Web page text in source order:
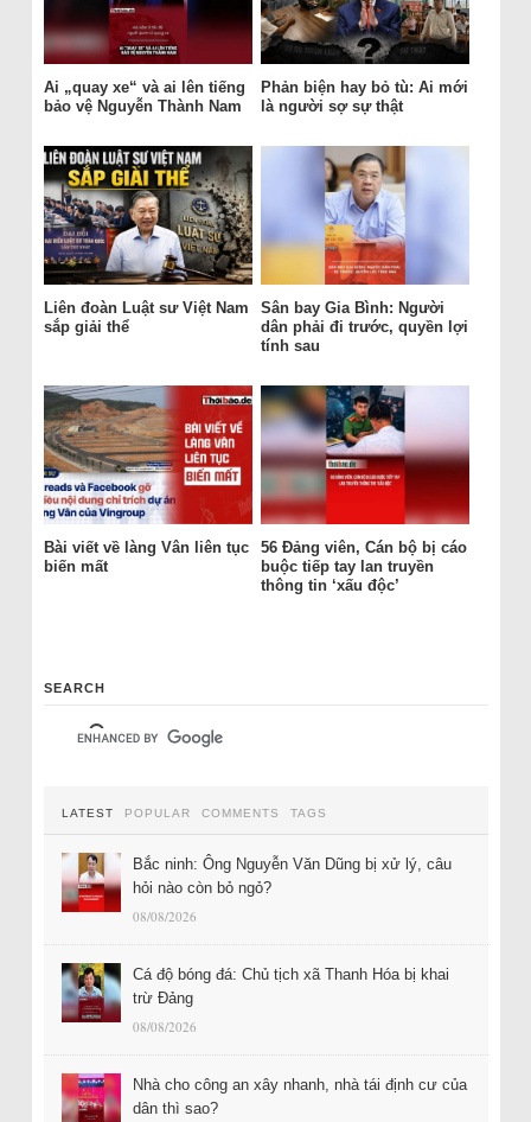
Ai „quay xe“ và ai lên tiếng
bảo vệ Nguyễn Thành Nam
Phản biện hay bỏ tù: Ai mới
là người sợ sự thật
Liên đoàn Luật sư Việt Nam
sắp giải thể
Sân bay Gia Bình: Người
dân phải đi trước, quyền lợi
tính sau
Bài viết về làng Vân liên tục
biến mất
56 Đảng viên, Cán bộ bị cáo
buộc tiếp tay lan truyền
thông tin ‘xấu độc’
SEARCH
LATEST POPULAR COMMENTS TAGS
Bắc ninh: Ông Nguyễn Văn Dũng bị xử lý, câu
hỏi nào còn bỏ ngỏ?
08/08/2026
Cá độ bóng đá: Chủ tịch xã Thanh Hóa bị khai
trừ Đảng
08/08/2026
Nhà cho công an xây nhanh, nhà tái định cư của
dân thì sao?